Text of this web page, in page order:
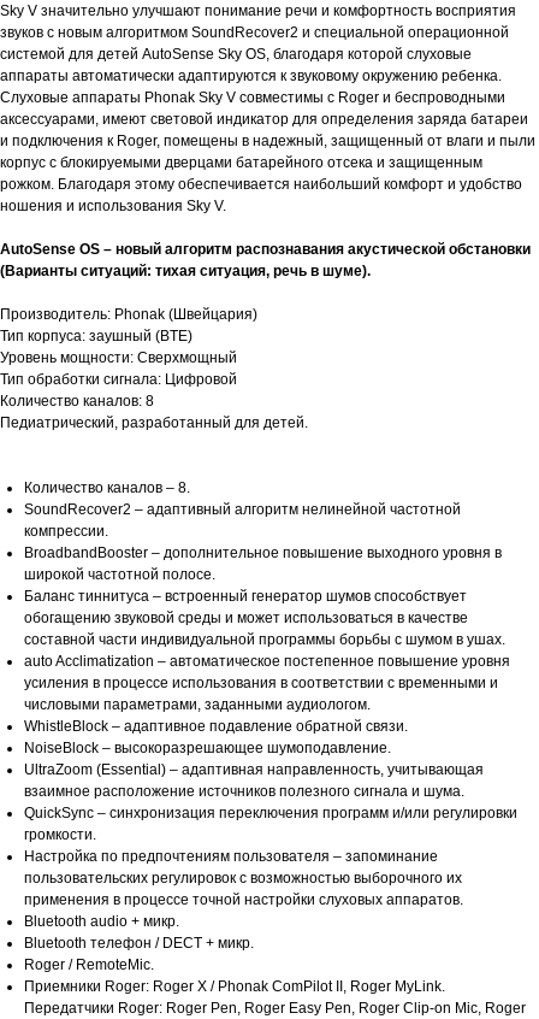
Sky V значительно улучшают понимание речи и комфортность восприятия
звуков с новым алгоритмом SoundRecover2 и специальной операционной
системой для детей AutoSense Sky OS, благодаря которой слуховые
аппараты автоматически адаптируются к звуковому окружению ребенка.
Слуховые аппараты Phonak Sky V совместимы с Roger и беспроводными
аксессуарами, имеют световой индикатор для определения заряда батареи
и подключения к Roger, помещены в надежный, защищенный от влаги и пыли
корпус с блокируемыми дверцами батарейного отсека и защищенным
рожком. Благодаря этому обеспечивается наибольший комфорт и удобство
ношения и использования Sky V.
AutoSense OS – новый алгоритм распознавания акустической обстановки
(Варианты ситуаций: тихая ситуация, речь в шуме).
Производитель: Phonak (Швейцария)
Тип корпуса: заушный (BTE)
Уровень мощности: Сверхмощный
Тип обработки сигнала: Цифровой
Количество каналов: 8
Педиатрический, разработанный для детей.
Количество каналов – 8.
SoundRecover2 – адаптивный алгоритм нелинейной частотной
компрессии.
BroadbandBooster – дополнительное повышение выходного уровня в
широкой частотной полосе.
Баланс тиннитуса – встроенный генератор шумов способствует
обогащению звуковой среды и может использоваться в качестве
составной части индивидуальной программы борьбы с шумом в ушах.
auto Acclimatization – автоматическое постепенное повышение уровня
усиления в процессе использования в соответствии с временными и
числовыми параметрами, заданными аудиологом.
WhistleBlock – адаптивное подавление обратной связи.
NoiseBlock – высокоразрешающее шумоподавление.
UltraZoom (Essential) – адаптивная направленность, учитывающая
взаимное расположение источников полезного сигнала и шума.
QuickSync – синхронизация переключения программ и/или регулировки
громкости.
Настройка по предпочтениям пользователя – запоминание
пользовательских регулировок с возможностью выборочного их
применения в процессе точной настройки слуховых аппаратов.
Bluetooth audio + микр.
Bluetooth телефон / DECT + микр.
Roger / RemoteMic.
Приемники Roger: Roger X / Phonak ComPilot II, Roger MyLink.
Передатчики Roger: Roger Pen, Roger Easy Pen, Roger Clip-on Mic, Roger